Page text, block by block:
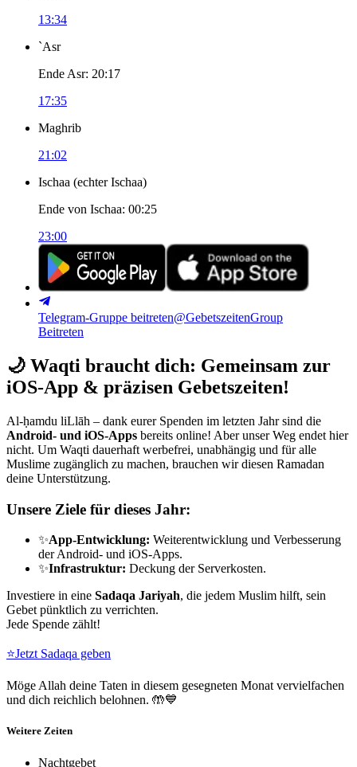
13:34
`Asr
Ende Asr: 20:17
17:35
Maghrib
21:02
Ischaa (echter Ischaa)
Ende von Ischaa: 00:25
23:00
Telegram-Gruppe beitreten@GebetszeitenGroup
Beitreten
🌙 Waqti braucht dich: Gemeinsam zur
iOS-App & präzisen Gebetszeiten!
Al-ḥamdu liLlāh – dank eurer Spenden im letzten Jahr sind die
Android- und iOS-Apps bereits online! Aber unser Weg endet hier
nicht. Um Waqti dauerhaft werbefrei, unabhängig und für alle
Muslime zugänglich zu machen, brauchen wir diesen Ramadan
deine Unterstützung.
Unsere Ziele für dieses Jahr:
✨App-Entwicklung: Weiterentwicklung und Verbesserung
der Android- und iOS-Apps.
✨Infrastruktur: Deckung der Serverkosten.
Investiere in eine Sadaqa Jariyah, die jedem Muslim hilft, sein
Gebet pünktlich zu verrichten.
Jede Spende zählt!
⭐Jetzt Sadaqa geben
Möge Allah deine Taten in diesem gesegneten Monat vervielfachen
und dich reichlich belohnen. 🤲💙
Weitere Zeiten
Nachtgebet